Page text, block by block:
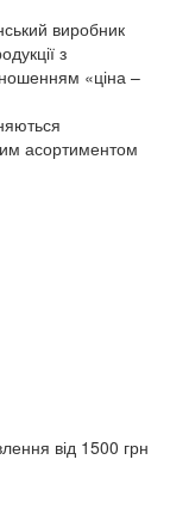
виробник
з
«ціна –
асортиментом
від 1500 грн